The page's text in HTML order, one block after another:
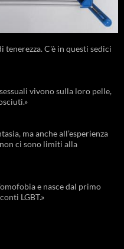
C'è in questi sedici
vivono sulla loro pelle,
ma anche all’esperienza
ci sono limiti alla
e nasce dal primo
LGBT.»